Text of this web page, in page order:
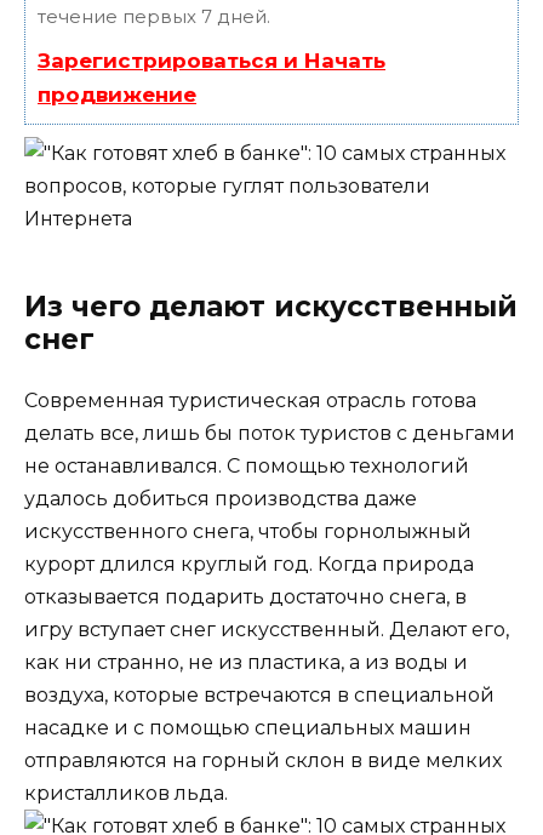
течение первых 7 дней.
Зарегистрироваться и Начать
продвижение
Из чего делают искусственный
снег
Современная туристическая отрасль готова
делать все, лишь бы поток туристов с деньгами
не останавливался. С помощью технологий
удалось добиться производства даже
искусственного снега, чтобы горнолыжный
курорт длился круглый год. Когда природа
отказывается подарить достаточно снега, в
игру вступает снег искусственный. Делают его,
как ни странно, не из пластика, а из воды и
воздуха, которые встречаются в специальной
насадке и с помощью специальных машин
отправляются на горный склон в виде мелких
кристалликов льда.